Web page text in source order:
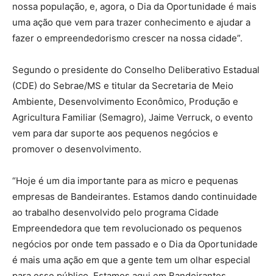
nossa população, e, agora, o Dia da Oportunidade é mais
uma ação que vem para trazer conhecimento e ajudar a
fazer o empreendedorismo crescer na nossa cidade”.
Segundo o presidente do Conselho Deliberativo Estadual
(CDE) do Sebrae/MS e titular da Secretaria de Meio
Ambiente, Desenvolvimento Econômico, Produção e
Agricultura Familiar (Semagro), Jaime Verruck, o evento
vem para dar suporte aos pequenos negócios e
promover o desenvolvimento.
“Hoje é um dia importante para as micro e pequenas
empresas de Bandeirantes. Estamos dando continuidade
ao trabalho desenvolvido pelo programa Cidade
Empreendedora que tem revolucionado os pequenos
negócios por onde tem passado e o Dia da Oportunidade
é mais uma ação em que a gente tem um olhar especial